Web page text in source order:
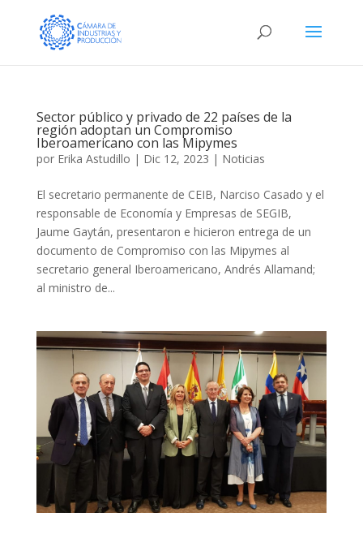
Sector público y privado de 22 países de la
región adoptan un Compromiso
Iberoamericano con las Mipymes
por Erika Astudillo | Dic 12, 2023 | Noticias
El secretario permanente de CEIB, Narciso Casado y el
responsable de Economía y Empresas de SEGIB,
Jaume Gaytán, presentaron e hicieron entrega de un
documento de Compromiso con las Mipymes al
secretario general Iberoamericano, Andrés Allamand;
al ministro de...